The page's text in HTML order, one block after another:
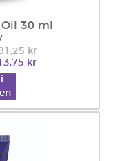
30 ml
kr
kr